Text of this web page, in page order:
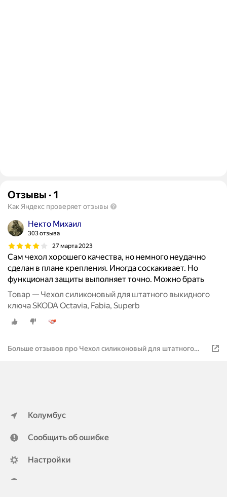
Отзывы · 1
Как Яндекс проверяет отзывы
Некто Михаил
303 отзыва
27 марта 2023
Сам чехол хорошего качества, но немного неудачно
сделан в плане крепления. Иногда соскакивает. Но
функционал защиты выполняет точно. Можно брать
Товар — Чехол силиконовый для штатного выкидного
ключа SKODA Octavia, Fabia, Superb
Больше отзывов про Чехол силиконовый для штатного
Колумбус
Сообщить об ошибке
Настройки